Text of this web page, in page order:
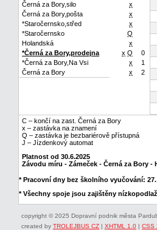
Černá za Bory,silo
x
Černá za Bory,pošta
x
*Staročernsko,střed
x
*Staročernsko
Q
Holandská
x
*Černá za Bory,prodejna
x Q
0
*Černá za Bory,Na Vsi
x
1
Černá za Bory
x 2
C – končí na zast. Černá za Bory
x – zastávka na znamení
Q – zastávka je bezbariérově přístupná
J – Jízdenkový automat
Platnost od 30.6.2025
Závodu míru - Zámeček - Černá za Bory -
* Pracovní dny bez školního vyučování: 27.
* Všechny spoje jsou zajištěny
copyright © 2025 Dopravní podnik města
created by TROLEJBUS CZ | XHTML 1.0 | CSS